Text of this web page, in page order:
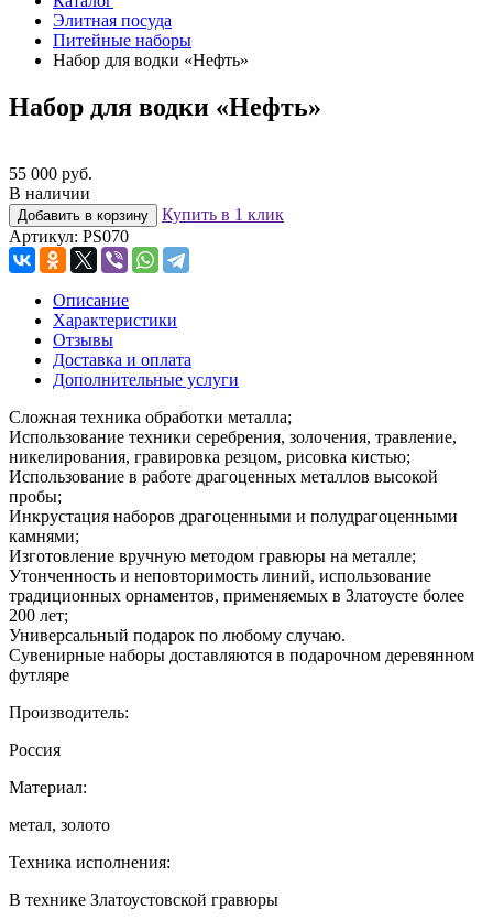
Элитная посуда
Питейные наборы
Набор для водки «Нефть»
Набор для водки «Нефть»
55 000 руб.
В наличии
Добавить в корзину
Купить в 1 клик
Артикул: PS070
Описание
Характеристики
Отзывы
Доставка и оплата
Дополнительные услуги
Сложная техника обработки металла;
Использование техники серебрения, золочения, травление,
никелирования, гравировка резцом, рисовка кистью;
Использование в работе драгоценных металлов высокой
пробы;
Инкрустация наборов драгоценными и полудрагоценными
камнями;
Изготовление вручную методом гравюры на металле;
Утонченность и неповторимость линий, использование
традиционных орнаментов, применяемых в Златоусте более
200 лет;
Универсальный подарок по любому случаю.
Сувенирные наборы доставляются в подарочном деревянном
футляре
Производитель:
Россия
Материал:
метал, золото
Техника исполнения:
В технике Златоустовской гравюры